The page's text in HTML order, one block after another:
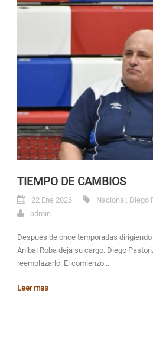
TIEMPO DE CAMBIOS
22 Ene 2026 Nacional, Diego
admin
Después de once temporadas
Aníbal Roba deja su cargo. Diego
reemplazarlo. El comienzo...
Leer mas